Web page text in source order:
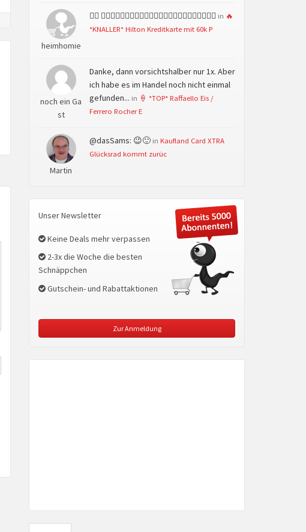
heimhomie
👍🏻 👍🏻👍🏻👍🏻👍🏻👍🏻👍🏻👍🏻👍🏻👍🏻👍🏻👍🏻👍🏻 in 🔥
*KNALLER* Hilton Kreditkarte mit 60k P
noch ein Ga
st
Danke, dann vorsichtshalber nur 1x. Aber
ich habe es im Handel noch nicht einmal
gefunden... in 🍦 *TOP* Raffaello Eis /
Ferrero Rocher E
Martin
@dasSams: 😉🙂 in Kaufland Card XTRA
Glücksrad kommt zurüc
Unser Newsletter
Keine Deals mehr verpassen
2-3x die Woche die besten
Schnäppchen
Gutschein- und Rabattaktionen
Zur Anmeldung